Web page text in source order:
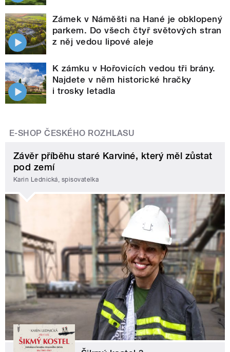
Zámek v Náměšti na Hané je obklopený
parkem. Do všech čtyř světových stran
z něj vedou lipové aleje
K zámku v Hořovicích vedou tři brány.
Najdete v něm historické hračky
i trosky letadla
E-SHOP ČESKÉHO ROZHLASU
Závěr příběhu staré Karviné, který měl zůstat
pod zemí
Karin Lednická, spisovatelka